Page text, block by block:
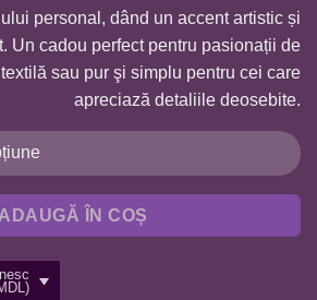
personal, dând un accent artistic și
Un cadou perfect pentru pasionații de
sau pur şi simplu pentru cei care
apreciază detaliile deosebite.
ADAUGĂ ÎN COȘ